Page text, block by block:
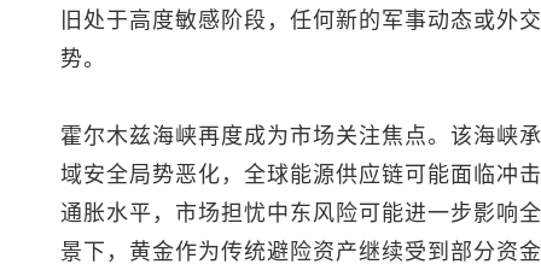
旧处于高度敏感阶段，任何新的军事动态或外
势。
霍尔木兹海峡再度成为市场关注焦点。该海峡
域安全局势恶化，全球能源供应链可能面临冲
通胀水平，市场担忧中东风险可能进一步影响
景下，黄金作为传统避险资产继续受到部分资